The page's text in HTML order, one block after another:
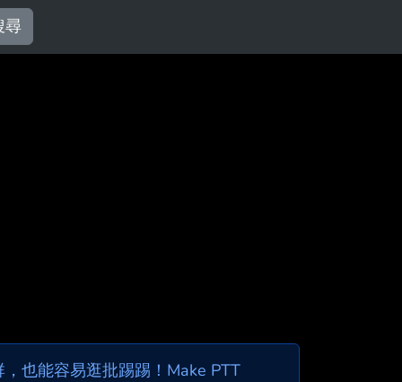
尋
也能容易逛批踢踢！Make PTT